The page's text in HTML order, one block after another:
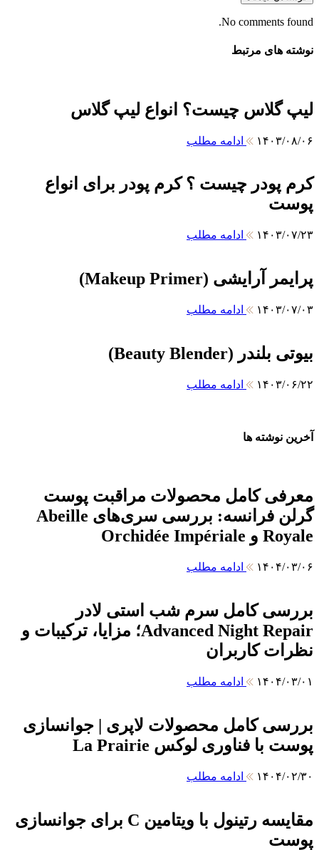
No comments found.
نوشته های مرتبط
لیپ گلاس چیست؟ انواع لیپ گلاس
۱۴۰۳/۰۸/۰۶ ادامه مطلب
کرم پودر چیست ؟ کرم پودر برای انواع
پوست
۱۴۰۳/۰۷/۲۳ ادامه مطلب
پرایمر آرایشی (Makeup Primer)
۱۴۰۳/۰۷/۰۳ ادامه مطلب
بیوتی بلندر (Beauty Blender)
۱۴۰۳/۰۶/۲۲ ادامه مطلب
آخرین نوشته ها
معرفی کامل محصولات مراقبت پوست
گرلن فرانسه: بررسی سری‌های Abeille
Royale و Orchidée Impériale
۱۴۰۴/۰۳/۰۶ ادامه مطلب
بررسی کامل سرم شب استی لادر
Advanced Night Repair؛ مزایا، ترکیبات و
نظرات کاربران
۱۴۰۴/۰۳/۰۱ ادامه مطلب
بررسی کامل محصولات لاپری | جوانسازی
پوست با فناوری لوکس La Prairie
۱۴۰۴/۰۲/۳۰ ادامه مطلب
مقایسه رتینول با ویتامین C برای جوانسازی
پوست